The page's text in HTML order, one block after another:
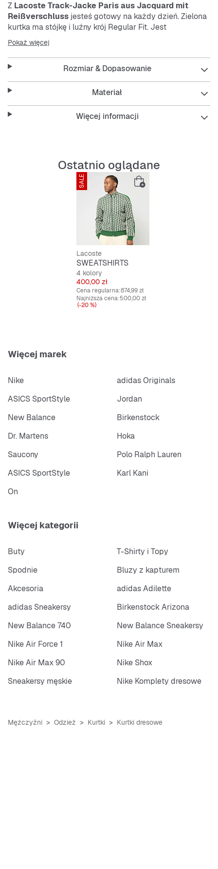
Z Lacoste Track-Jacke Paris aus Jacquard mit
Reißverschluss jesteś gotowy na każdy dzień. Zielona
kurtka ma stójkę i luźny krój Regular Fit. Jest
przewiewna, łatwa w pielęgnacji i wytrzymała – idealna
na co dzień.
się zarówno na mieście, jak i podczas aktywności na
Stójka dla modnego wyglądu
Przewiewny materiał zapewniający komfort
Łatwa w pielęgnacji i wytrzymała
Materiał jacquard dla wyjątkowego wyglądu
Pokaż więcej
Rozmiar & Dopasowanie
Materiał
Więcej informacji
Ostatnio oglądane
SALE
Lacoste
SWEATSHIRTS
4 kolory
Cena
400,00 zł
Cena regularna:874,99 zł
Najniższa cena:500,00 zł
(-20 %)
Więcej marek
Nike
adidas Originals
ASICS SportStyle
Jordan
New Balance
Birkenstock
Dr. Martens
Hoka
Saucony
Polo Ralph Lauren
ASICS SportStyle
Karl Kani
On
Więcej kategorii
Buty
T-Shirty i Topy
Spodnie
Bluzy z kapturem
Akcesoria
adidas Adilette
adidas Sneakersy
Birkenstock Arizona
New Balance 740
New Balance Sneakersy
Nike Air Force 1
Nike Air Max
Nike Air Max 90
Nike Shox
Sneakersy męskie
Nike Komplety dresowe
Mężczyźni Odzież Kurtki Kurtki dresowe